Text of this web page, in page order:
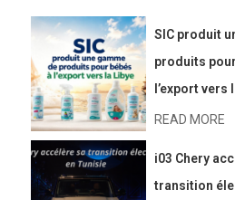
SIC produit
produits
l’export vers
READ MORE
i03 Chery
transition